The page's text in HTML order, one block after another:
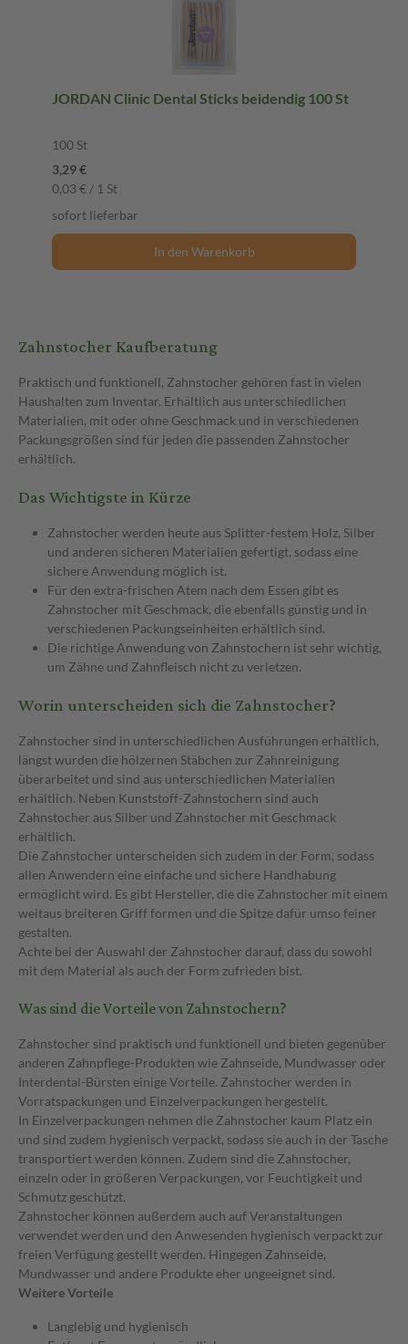
Zahnstocher Kaufberatung
Praktisch und funktionell, Zahnstocher gehören fast in vielen
Haushalten zum Inventar. Erhältlich aus unterschiedlichen
Materialien, mit oder ohne Geschmack und in verschiedenen
Packungsgrößen sind für jeden die passenden Zahnstocher
erhältlich.
Das Wichtigste in Kürze
Zahnstocher werden heute aus Splitter-festem Holz, Silber
und anderen sicheren Materialien gefertigt, sodass eine
sichere Anwendung möglich ist.
Für den extra-frischen Atem nach dem Essen gibt es
Zahnstocher mit Geschmack, die ebenfalls günstig und in
verschiedenen Packungseinheiten erhältlich sind.
Die richtige Anwendung von Zahnstochern ist sehr wichtig,
um Zähne und Zahnfleisch nicht zu verletzen.
Worin unterscheiden sich die Zahnstocher?
Zahnstocher sind in unterschiedlichen Ausführungen erhältlich,
längst wurden die hölzernen Stäbchen zur Zahnreinigung
überarbeitet und sind aus unterschiedlichen Materialien
erhältlich. Neben Kunststoff-Zahnstochern sind auch
Zahnstocher aus Silber und Zahnstocher mit Geschmack
erhältlich.
Die Zahnstocher unterscheiden sich zudem in der Form, sodass
allen Anwendern eine einfache und sichere Handhabung
ermöglicht wird. Es gibt Hersteller, die die Zahnstocher mit einem
weitaus breiteren Griff formen und die Spitze dafür umso feiner
gestalten.
Achte bei der Auswahl der Zahnstocher darauf, dass du sowohl
mit dem Material als auch der Form zufrieden bist.
Was sind die Vorteile von Zahnstochern?
Zahnstocher sind praktisch und funktionell und bieten gegenüber
anderen Zahnpflege-Produkten wie Zahnseide, Mundwasser oder
Interdental-Bürsten einige Vorteile. Zahnstocher werden in
Vorratspackungen und Einzelverpackungen hergestellt.
In Einzelverpackungen nehmen die Zahnstocher kaum Platz ein
und sind zudem hygienisch verpackt, sodass sie auch in der Tasche
transportiert werden können. Zudem sind die Zahnstocher,
einzeln oder in größeren Verpackungen, vor Feuchtigkeit und
Schmutz geschützt.
Zahnstocher können außerdem auch auf Veranstaltungen
verwendet werden und den Anwesenden hygienisch verpackt zur
freien Verfügung gestellt werden. Hingegen Zahnseide,
Mundwasser und andere Produkte eher ungeeignet sind.
Weitere Vorteile
Langlebig und hygienisch
JORDAN Clinic Dental Sticks beidendig 100 St
100 St
3,29 €
0,03 € / 1 St
sofort lieferbar
In den Warenkorb